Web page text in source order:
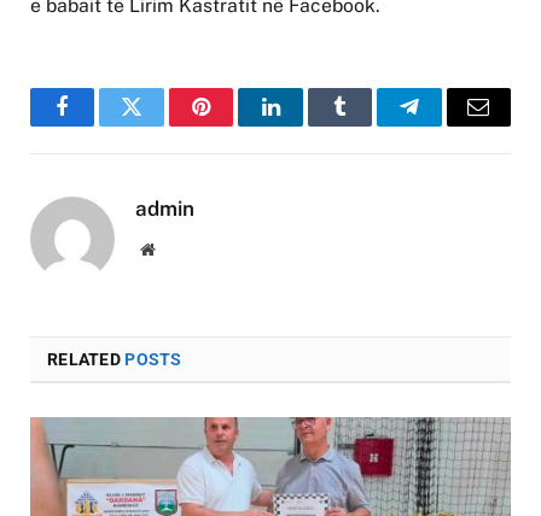
e babait të Lirim Kastratit në Facebook.
FacebookTwitter PinterestLinkedInTumblr TelegramEmail
admin
Website
RELATEDPOSTS